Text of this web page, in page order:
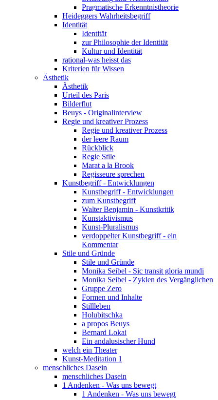
Pragmatische Erkenntnistheorie
Heideggers Wahrheitsbegriff
Identität
Identität
zur Philosophie der Identität
Kultur und Identität
rational-was heisst das
Kriterien für Wissen
Ästhetik
Ästhetik
Urteil des Paris
Bilderflut
Beuys - Originalinterview
Regie und kreativer Prozess
Regie und kreativer Prozess
der leere Raum
Rückblick
Regie Stile
Marat a la Brook
Regisseure sprechen
Kunstbegriff - Entwicklungen
Kunstbegriff - Entwicklungen
zum Kunstbegriff
Walter Benjamin - Kunstkritik
Kunstaktivismus
Kunst-Pluralismus
verdoppelter Kunstbegriff - ein
Kommentar
Stile und Gründe
Stile und Gründe
Monika Seibel - Sic transit gloria mundi
Monika Seibel - Zyklen des Vergänglichen
Gruppe Zero
Formen und Inhalte
Stillleben
Holubitschka
a propos Beuys
Bernard Lokai
Ein andalusischer Hund
welch ein Theater
Kunst-Meditation 1
menschliches Dasein
menschliches Dasein
1 Andenken - Was uns bewegt
1 Andenken - Was uns bewegt